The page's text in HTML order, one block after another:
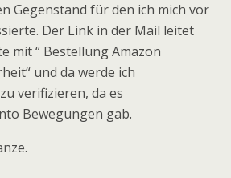
Gegenstand für den ich mich vor
Der Link in der Mail leitet
mit “ Bestellung Amazon
und da werde ich
verifizieren, da es
Bewegungen gab.